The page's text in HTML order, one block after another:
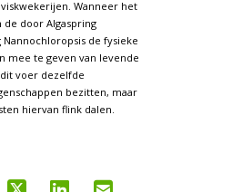
Wanneer het
de door Algaspring
Nannochloropsis de fysieke
mee te geven van levende
voer dezelfde
bezitten, maar
hiervan flink dalen.